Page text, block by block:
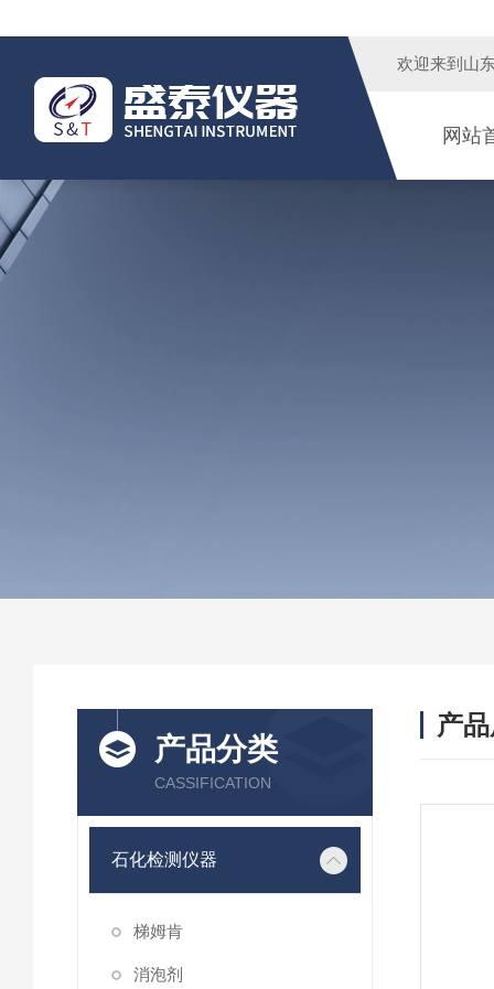
欢迎来到 山
网站
产品分类
CASSIFICATION
石化检测仪器
梯姆肯
消泡剂
产